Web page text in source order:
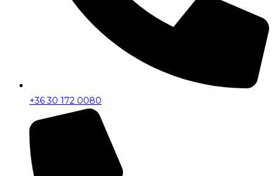
+36 30 172 0080